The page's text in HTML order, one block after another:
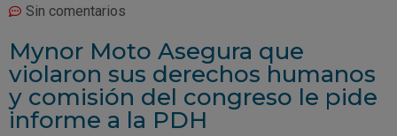
Sin comentarios
Mynor Moto Asegura que
violaron sus derechos humanos
y comisión del congreso le pide
informe a la PDH